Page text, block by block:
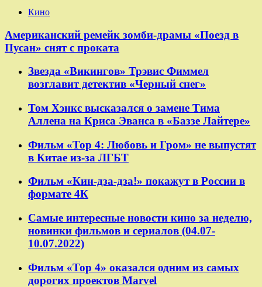
Кино
Американский ремейк зомби-драмы «Поезд в
Пусан» снят с проката
Звезда «Викингов» Трэвис Фиммел
возглавит детектив «Черный снег»
Том Хэнкс высказался о замене Тима
Аллена на Криса Эванса в «Баззе Лайтере»
Фильм «Тор 4: Любовь и Гром» не выпустят
в Китае из-за ЛГБТ
Фильм «Кин-дза-дза!» покажут в России в
формате 4К
Самые интересные новости кино за неделю,
новинки фильмов и сериалов (04.07-
10.07.2022)
Фильм «Тор 4» оказался одним из самых
дорогих проектов Marvel